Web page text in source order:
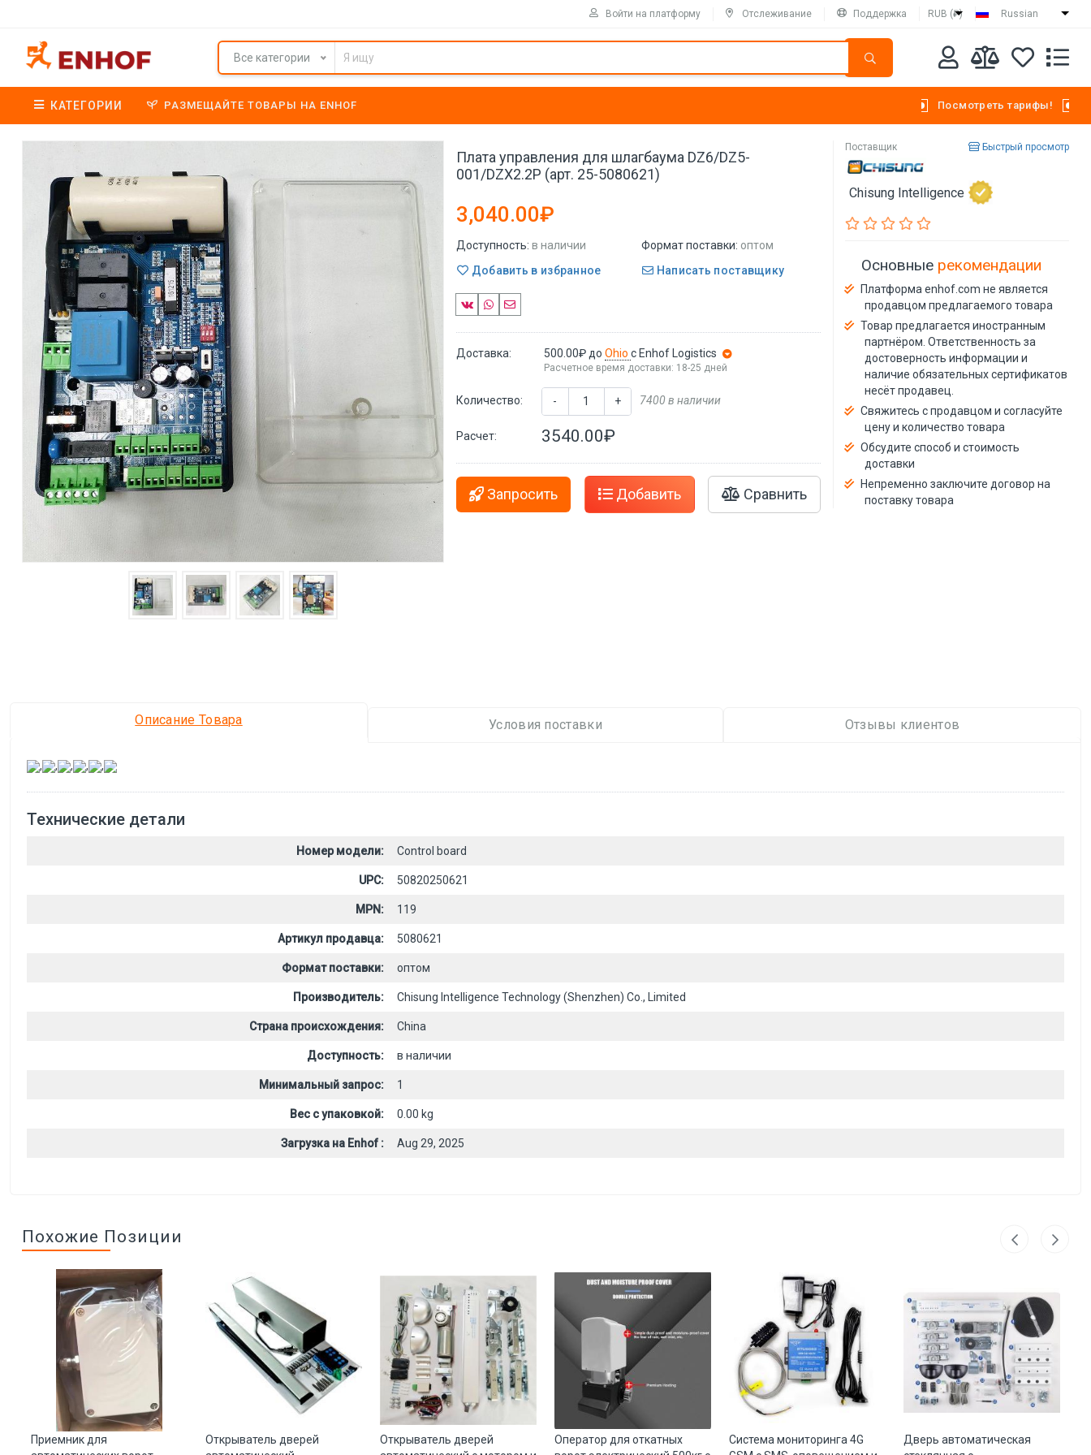
Войти на платформу Отслеживание Поддержка RUB (₽) Russian
Все категории
КАТЕГОРИИ РАЗМЕЩАЙТЕ ТОВАРЫ НА ENHOF Посмотреть тарифы!
Плата управления для шлагбаума DZ6/DZ5-
001/DZX2.2P (арт. 25-5080621)
3,040.00₽
Доступность: в наличии Формат поставки: оптом
Добавить в избранное
Написать поставщику
Доставка: 500.00₽ доOhioс Enhof Logistics
Расчетное время доставки: 18-25 дней
Количество: - + 7400 в наличии
Расчет: 3540.00₽
Запросить Добавить Сравнить
Поставщик Быстрый просмотр
Chisung Intelligence
Основные рекомендации
Платформа enhof.com не является
продавцом предлагаемого товара
Товар предлагается иностранным
партнёром. Ответственность за
достоверность информации и
наличие обязательных сертификатов
несёт продавец.
Свяжитесь с продавцом и согласуйте
цену и количество товара
Обсудите способ и стоимость
доставки
Непременно заключите договор на
поставку товара
Описание Товара Условия поставки Отзывы клиентов
, , , , ,
Технические детали
Номер модели: Control board
UPC: 50820250621
MPN: 119
Артикул продавца: 5080621
Формат поставки: оптом
Производитель: Chisung Intelligence Technology (Shenzhen) Co., Limited
Страна происхождения: China
Доступность: в наличии
Минимальный запрос: 1
Вес с упаковкой: 0.00 kg
Загрузка на Enhof : Aug 29, 2025
Похожие Позиции
Приемник для
Открыватель дверей
Открыватель дверей
Оператор для откатных
Система мониторинга 4G
Дверь автоматическая